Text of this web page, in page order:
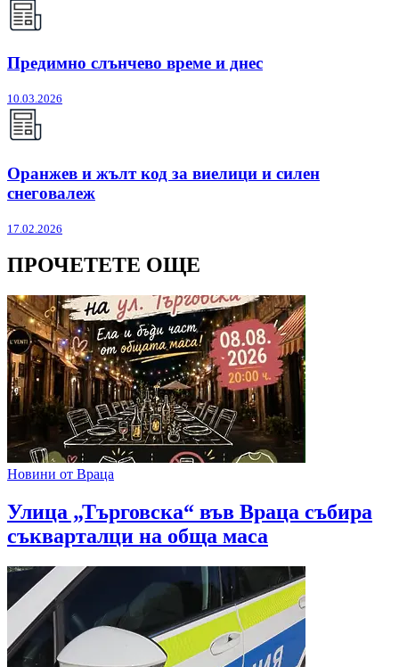
Предимно слънчево време и днес
10.03.2026
Оранжев и жълт код за виелици и силен
снеговалеж
17.02.2026
ПРОЧЕТЕТЕ ОЩЕ
Новини от Враца
Улица „Търговска“ във Враца събира
съкварталци на обща маса